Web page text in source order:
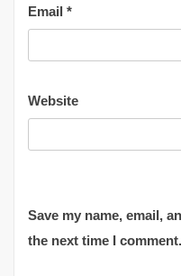
Email *
Website
Save my name, email,
the next time I comment.